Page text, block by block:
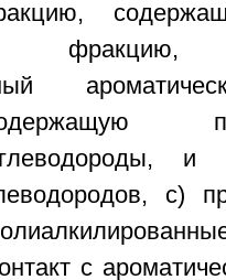
с)
с